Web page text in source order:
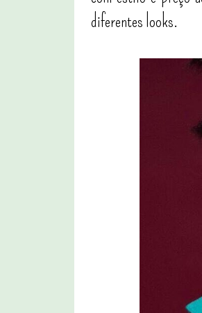
diferentes looks.